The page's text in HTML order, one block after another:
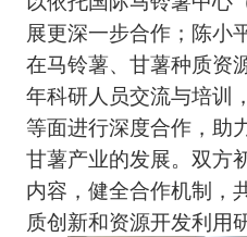
展更深一步合作；陈小
在马铃薯、甘薯种质资
年科研人员交流与培训
等面进行深度合作，助
甘薯产业的发展。双方
内容，健全合作机制，
质创新和资源开发利用